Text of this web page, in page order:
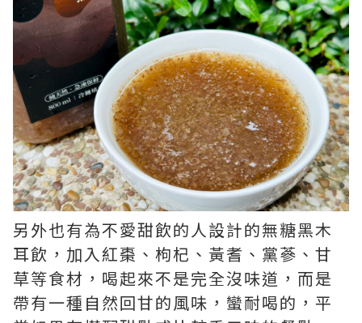
另外也有為不愛甜飲的人設計的無糖黑木
耳飲，加入紅棗、枸杞、黃耆、黨蔘、甘
草等食材，喝起來不是完全沒味道，而是
帶有一種自然回甘的風味，蠻耐喝的，平